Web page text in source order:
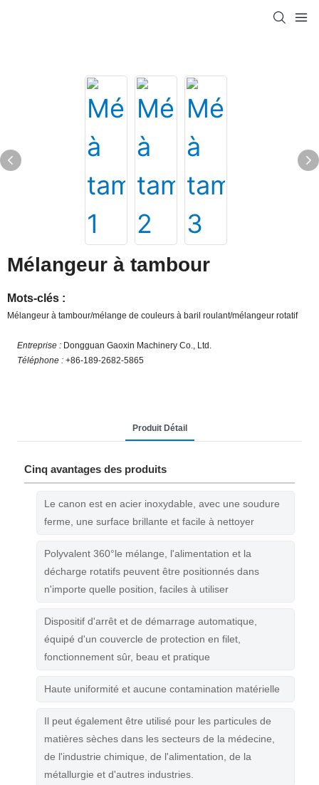
Mélangeur à tambour
Mots-clés :
Mélangeur à tambour/mélange de couleurs à baril roulant/mélangeur rotatif
Entreprise : Dongguan Gaoxin Machinery Co., Ltd.
Téléphone :+86-189-2682-5865
Produit Détail
Cinq avantages des produits
Le canon est en acier inoxydable, avec une soudure
ferme, une surface brillante et facile à nettoyer
Polyvalent 360°le mélange, l'alimentation et la
décharge rotatifs peuvent être positionnés dans
n'importe quelle position, faciles à utiliser
Dispositif d'arrêt et de démarrage automatique,
équipé d'un couvercle de protection en filet,
fonctionnement sûr, beau et pratique
Haute uniformité et aucune contamination matérielle
Il peut également être utilisé pour les particules de
matières sèches dans les secteurs de la médecine,
de l'industrie chimique, de l'alimentation, de la
métallurgie et d'autres industries.